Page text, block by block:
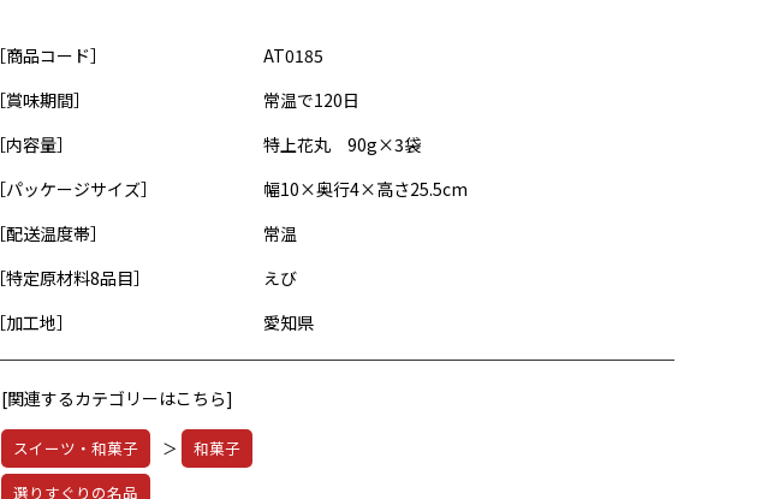
［商品コード］
AT0185
［賞味期間］
常温で120日
［内容量］
特上花丸 90g×3袋
［パッケージサイズ］
幅10×奥行4×高さ25.5cm
［配送温度帯］
常温
［特定原材料8品目］
えび
［加工地］
愛知県
[関連するカテゴリーはこちら]
スイーツ・和菓子 ＞
和菓子
選りすぐりの名品